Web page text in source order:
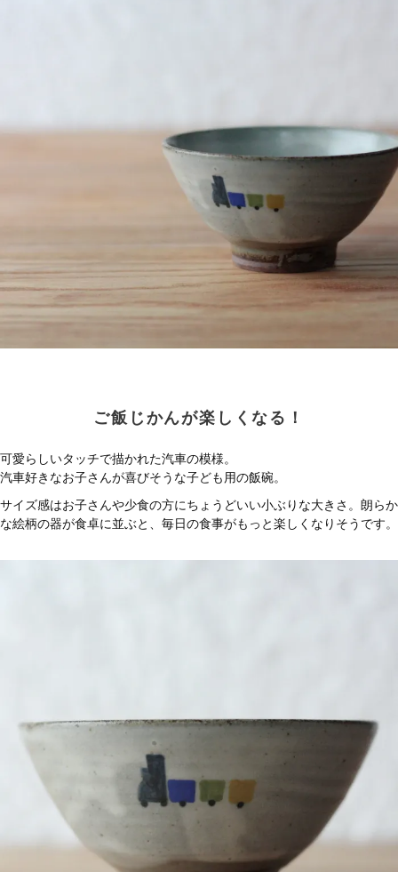
ご飯じかんが楽しくなる！
可愛らしいタッチで描かれた汽車の模様。
汽車好きなお子さんが喜びそうな子ども用の飯碗。
サイズ感はお子さんや少食の方にちょうどいい小ぶりな大きさ。朗らか
な絵柄の器が食卓に並ぶと、毎日の食事がもっと楽しくなりそうです。